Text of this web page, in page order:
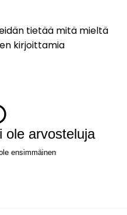
tietää mitä mieltä
kirjoittamia
ole arvosteluja
ensimmäinen